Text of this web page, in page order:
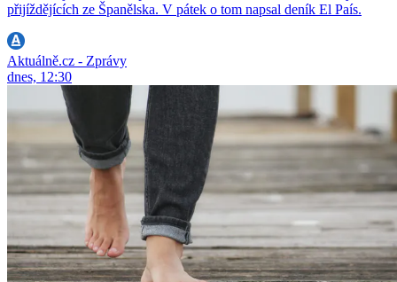
přijíždějících ze Španělska. V pátek o tom napsal deník El País.
Aktuálně.cz - Zprávy
dnes, 12:30